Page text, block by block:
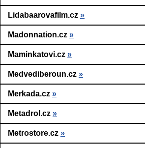
Lidabaarovafilm.cz »
Madonnation.cz »
Maminkatovi.cz »
Medvediberoun.cz »
Merkada.cz »
Metadrol.cz »
Metrostore.cz »